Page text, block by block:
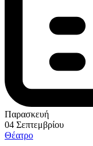
Παρασκευή
04 Σεπτεμβρίου
Θέατρο